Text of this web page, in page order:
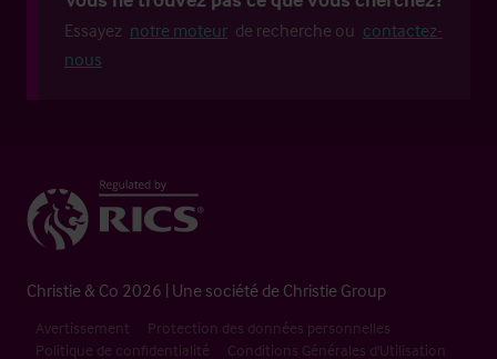
Essayez notre moteur de recherche ou contactez-
nous
Christie & Co 2026 | Une société de Christie Group
Avertissement
Protection des données personnelles
Politique de confidentialité
Conditions Générales d'Utilisation